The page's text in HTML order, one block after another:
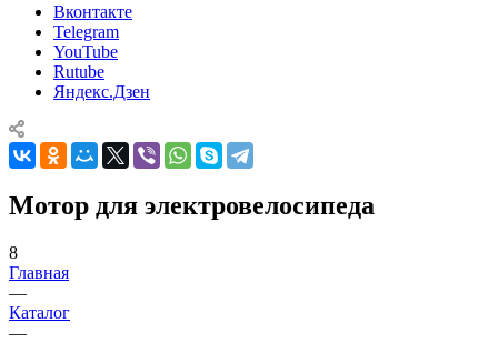
Вконтакте
Telegram
YouTube
Rutube
Яндекс.Дзен
Мотор для электровелосипеда
8
Главная
—
Каталог
—